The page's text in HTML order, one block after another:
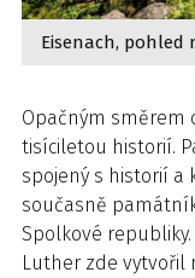
Eisenach, pohled
Opačným směrem
tisíciletou historií.
spojený s historií a
současně
Spolkové
Luther zde vytvořil